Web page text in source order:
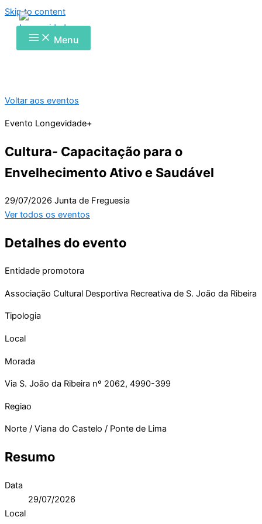
Skip to content
Menu
Voltar aos eventos
Evento Longevidade+
Cultura- Capacitação para o
Envelhecimento Ativo e Saudável
29/07/2026 Junta de Freguesia
Ver todos os eventos
Detalhes do evento
Entidade promotora
Associação Cultural Desportiva Recreativa de S. João da Ribeira
Tipologia
Local
Morada
Via S. João da Ribeira nº 2062, 4990-399
Regiao
Norte / Viana do Castelo / Ponte de Lima
Resumo
Data
29/07/2026
Local